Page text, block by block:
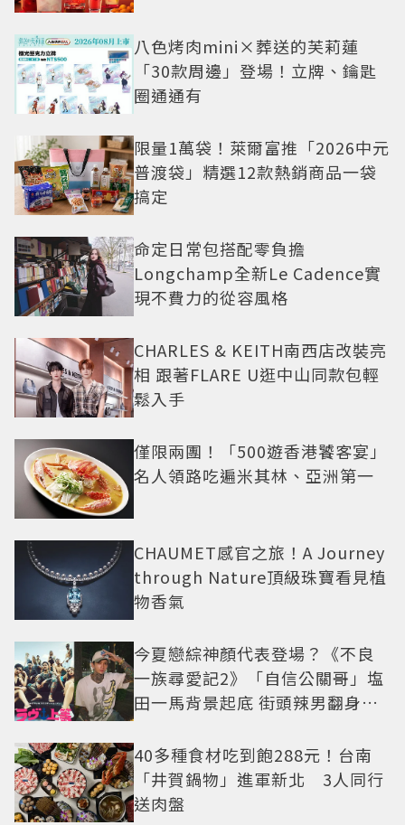
八色烤肉mini×葬送的芙莉蓮
「30款周邊」登場！立牌、鑰匙
圈通通有
限量1萬袋！萊爾富推「2026中元
普渡袋」精選12款熱銷商品一袋
搞定
命定日常包搭配零負擔
Longchamp全新Le Cadence實
現不費力的從容風格
CHARLES & KEITH南西店改裝亮
相 跟著FLARE U逛中山同款包輕
鬆入手
僅限兩團！「500遊香港饕客宴」
名人領路吃遍米其林、亞洲第一
CHAUMET感官之旅！A Journey
through Nature頂級珠寶看見植
物香氣
今夏戀綜神顏代表登場？《不良
一族尋愛記2》「自信公關哥」塩
田一馬背景起底 街頭辣男翻身當
40多種食材吃到飽288元！台南
「井賀鍋物」進軍新北 3人同行
送肉盤